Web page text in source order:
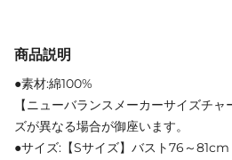
商品説明
●素材:綿100%
【ニューバランスメーカーサイズチ
ズが異なる場合が御座います。
●サイズ:【Sサイズ】バスト76～